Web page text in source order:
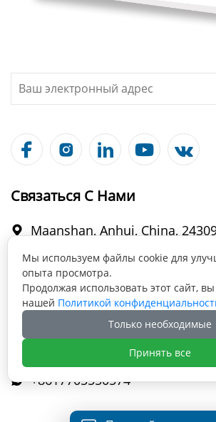
    
Связаться С Нами
 Maanshan, Anhui, China,
 info@fabmax.cn
+86 177 0555 0574
 +8617705550574
Мы используем файлы cookie для
опыта просмотра.
Продолжая использовать этот сайт,
нашей Политикой
Только необходимые
Принять все